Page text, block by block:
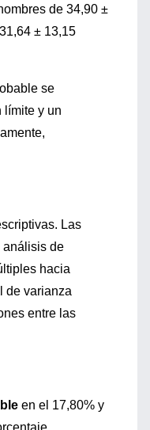
de 34,90 ±
± 13,15
se
límite y un
Las
análisis de
hacia
de varianza
entre las
en el 17,80% y